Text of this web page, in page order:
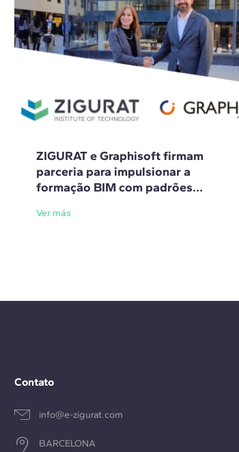
ZIGURAT e Graphisoft firmam
parceria para impulsionar a
formação BIM com padrões
Ver más
Contato
info@e-zigurat.com
BARCELONA